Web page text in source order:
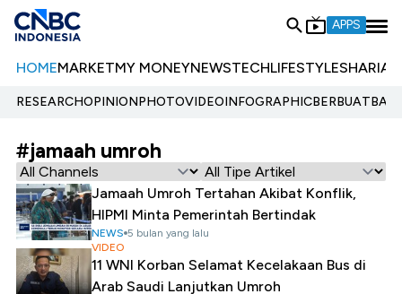
APPS
HOMEMARKETMY MONEYNEWSTECHLIFESTYLESHARIA
RESEARCHOPINIONPHOTOVIDEOINFOGRAPHIC
#jamaah umroh
Jamaah Umroh Tertahan Akibat Konflik,
HIPMI Minta Pemerintah Bertindak
NEWS 5 bulan yang lalu
VIDEO
11 WNI Korban Selamat Kecelakaan Bus di
Arab Saudi Lanjutkan Umroh